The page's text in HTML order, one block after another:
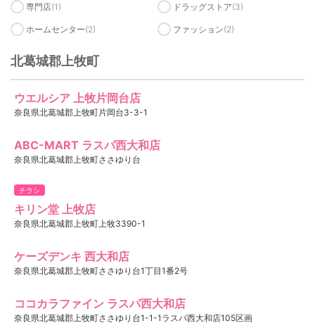
専門店(1) ドラッグストア(3)
ホームセンター(2) ファッション(2)
北葛城郡上牧町
ウエルシア 上牧片岡台店
奈良県北葛城郡上牧町片岡台3-3-1
ABC-MART ラスパ西大和店
奈良県北葛城郡上牧町ささゆり台
チラシ
キリン堂 上牧店
奈良県北葛城郡上牧町上牧3390-1
ケーズデンキ 西大和店
奈良県北葛城郡上牧町ささゆり台1丁目1番2号
ココカラファイン ラスパ西大和店
奈良県北葛城郡上牧町ささゆり台1-1-1ラスパ西大和店105区画